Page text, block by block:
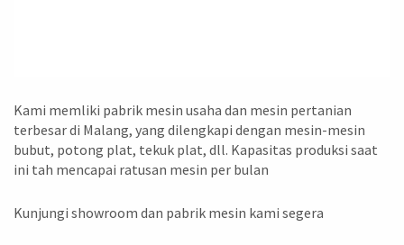
Kami memliki pabrik mesin usaha dan mesin pertanian
terbesar di Malang, yang dilengkapi dengan mesin-mesin
bubut, potong plat, tekuk plat, dll. Kapasitas produksi saat
ini tah mencapai ratusan mesin per bulan
Kunjungi showroom dan pabrik mesin kami segera